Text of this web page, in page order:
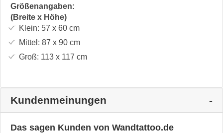
Größenangaben:
(Breite x Höhe)
Klein: 57 x 60cm
Mittel: 87 x 90cm
Groß: 113 x 117 cm
Kundenmeinungen
Das sagen Kunden von Wandtattoo.de